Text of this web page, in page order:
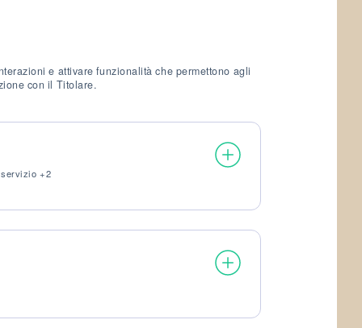
e attivare funzionalità che permettono agli
con il Titolare.
+2